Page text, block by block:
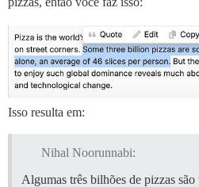
Isso resulta em:
Nihal Noorunnabi:
Algumas três bilhões de pizzas são